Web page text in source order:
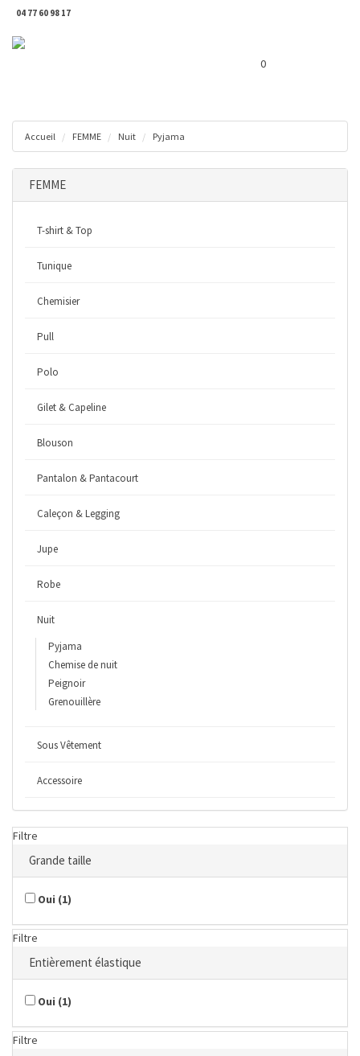
04 77 60 98 17
0
Accueil FEMME Nuit Pyjama
FEMME
T-shirt & Top
Tunique
Chemisier
Pull
Polo
Gilet & Capeline
Blouson
Pantalon & Pantacourt
Caleçon & Legging
Jupe
Robe
Nuit
Pyjama
Chemise de nuit
Peignoir
Grenouillère
Sous Vêtement
Accessoire
Filtre
Grande taille
Oui (1)
Filtre
Entièrement élastique
Oui (1)
Filtre